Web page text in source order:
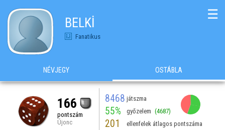
BELKİ
Fanatikus
☰
NÉVJEGY OSTÁBLA
166
pontszám
Újonc
8468 játszma
55% győzelem (4687)
201 ellenfelek átlagos pontszáma